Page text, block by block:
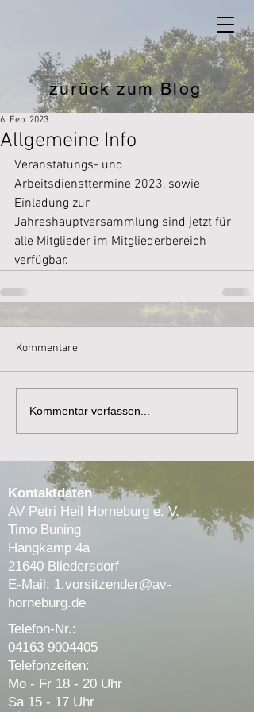
zurück zum Blog
Allgemeine Info
6. Feb. 2023
Veranstatungs- und
Arbeitsdiensttermine 2023, sowie
Einladung zur
Jahreshauptversammlung sind jetzt für
alle Mitglieder im Mitgliederbereich
verfügbar.
Kommentare
Kommentar verfassen...
Kontaktdaten
AV Petri Heil Horneburg e. V.
Timo Buning
Hangkamp 4a
21640 Bliedersdorf
E-Mail: 1.vorsitzender@av-
horneburg.de
Telefon-Nr.:
04163 9004405
Telefonzeiten:
Mo - Fr 18 - 20 Uhr
Sa 15 - 17 Uhr